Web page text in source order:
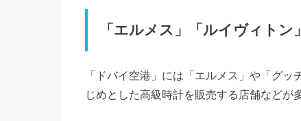
「エルメス」「ルイヴィト
「ドバイ空港」には「エルメス」や「グッ
じめとした高級時計を販売する店舗などが